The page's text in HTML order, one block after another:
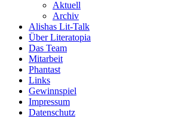
Aktuell
Archiv
Alishas Lit-Talk
Über Literatopia
Das Team
Mitarbeit
Phantast
Links
Gewinnspiel
Impressum
Datenschutz